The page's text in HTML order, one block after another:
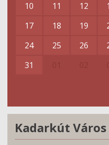
10
11 12
17
18 19
24
25 26
31
Kadarkút